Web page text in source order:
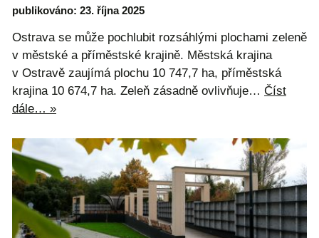
publikováno: 23. října 2025
Ostrava se může pochlubit rozsáhlými plochami zeleně
v městské a příměstské krajině. Městská krajina
v Ostravě zaujímá plochu 10 747,7 ha, příměstská
krajina 10 674,7 ha. Zeleň zásadně ovlivňuje… Číst
dále… »